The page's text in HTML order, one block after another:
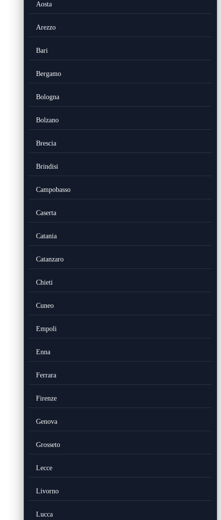
Aosta
Arezzo
Bari
Bergamo
Bologna
Bolzano
Brescia
Brindisi
Campobasso
Caserta
Catania
Catanzaro
Chieti
Cuneo
Empoli
Enna
Ferrara
Firenze
Genova
Grosseto
Lecce
Livorno
Lucca